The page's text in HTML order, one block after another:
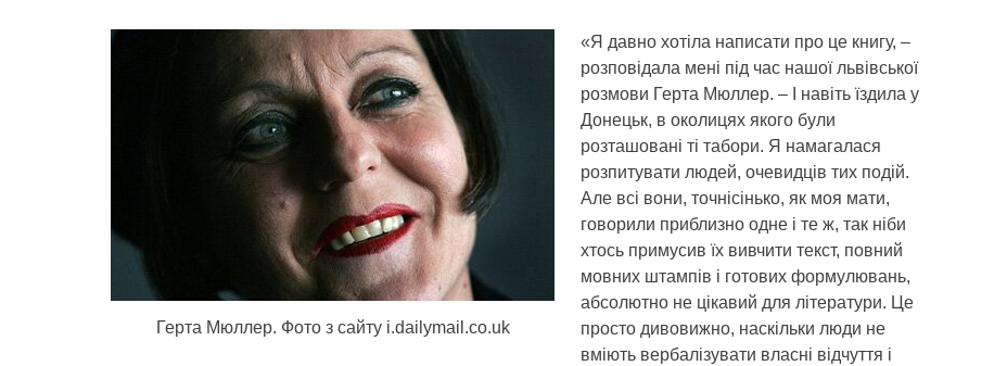
Герта Мюллер. Фото з сайту i.dailymail.co.uk
«Я давно хотіла написати про це книгу, –
розповідала мені під час нашої львівської
розмови Герта Мюллер. – І навіть їздила у
Донецьк, в околицях якого були
розташовані ті табори. Я намагалася
розпитувати людей, очевидців тих подій.
Але всі вони, точнісінько, як моя мати,
говорили приблизно одне і те ж, так ніби
хтось примусив їх вивчити текст, повний
мовних штампів і готових формулювань,
абсолютно не цікавий для літератури. Це
просто дивовижно, наскільки люди не
вміють вербалізувати власні відчуття і